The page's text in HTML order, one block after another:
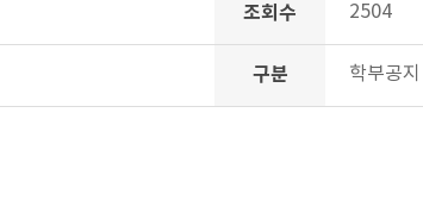
조회수 2504
구분 학부공지